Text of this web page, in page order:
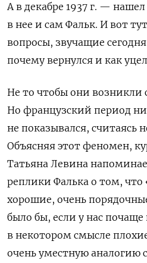
А в декабре 1937 г. —
в нее и сам Фальк. И вот
вопросы, звучащие
почему вернулся и как
Не то чтобы они возникли
Но французский период
не показывался, считаясь
Объясняя этот феномен,
Татьяна Левина
реплики Фалька о том,
хорошие, очень
было бы, если у нас
в некотором смысле
очень уместную аналогию